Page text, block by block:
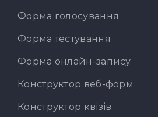
Форма голосування
Форма тестування
Форма онлайн-запису
Конструктор веб-форм
Конструктор квізів